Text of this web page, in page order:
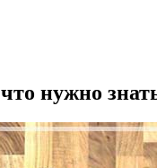
нужно